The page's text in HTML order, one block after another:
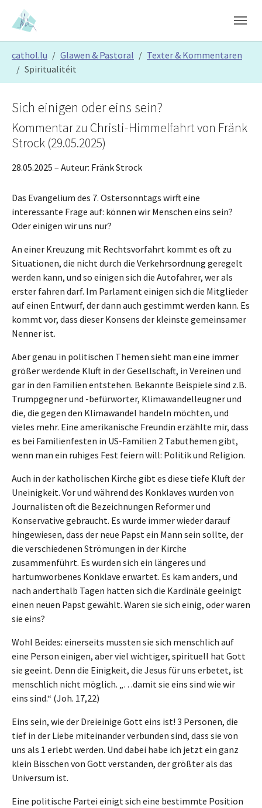
Skip to main content
Skip to page footer
cathol.lu Glawen & Pastoral
Texter & Kommentaren
Spiritualitéit
Sich einigen oder eins sein?
Kommentar zu Christi-Himmelfahrt von Fränk
Strock (29.05.2025)
28.05.2025 – Auteur: Fränk Strock
Das Evangelium des 7. Ostersonntags wirft eine
interessante Frage auf: können wir Menschen eins sein?
Oder einigen wir uns nur?
An einer Kreuzung mit Rechtsvorfahrt kommt es oft zu
Situationen, die nicht durch die Verkehrsordnung geregelt
werden kann, und so einigen sich die Autofahrer, wer als
erster fahren darf. Im Parlament einigen sich die Mitglieder
auf einen Entwurf, der dann auch gestimmt werden kann. Es
kommt vor, dass dieser Konsens der kleinste gemeinsamer
Nenner ist.
Aber genau in politischen Themen sieht man eine immer
größer werdende Kluft in der Gesellschaft, in Vereinen und
gar in den Familien entstehen. Bekannte Beispiele sind z.B.
Trumpgegner und -befürworter, Klimawandelleugner und
die, die gegen den Klimawandel handeln möchten, und
vieles mehr. Eine amerikanische Freundin erzählte mir, dass
es bei Familienfesten in US-Familien 2 Tabuthemen gibt,
wenn man ein ruhiges Fest feiern will: Politik und Religion.
Auch in der katholischen Kirche gibt es diese tiefe Kluft der
Uneinigkeit. Vor und während des Konklaves wurden von
Journalisten oft die Bezeichnungen Reformer und
Konservative gebraucht. Es wurde immer wieder darauf
hingewiesen, dass der neue Papst ein Mann sein sollte, der
die verschiedenen Strömungen in der Kirche
zusammenführt. Es wurden sich ein längeres und
hartumworbenes Konklave erwartet. Es kam anders, und
nach anderthalb Tagen hatten sich die Kardinäle geeinigt
einen neuen Papst gewählt. Waren sie sich einig, oder waren
sie eins?
Wohl Beides: einerseits mussten sie sich menschlich auf
eine Person einigen, aber viel wichtiger, spirituell hat Gott
sie geeint. Denn die Einigkeit, die Jesus für uns erbetet, ist
menschlich nicht möglich. „…damit sie eins sind wie wir
eins sind.“ (Joh. 17,22)
Eins sein, wie der Dreieinige Gott eins ist! 3 Personen, die
tief in der Liebe miteinander verbunden sind, dass sie von
uns als 1 erlebt werden. Und dabei habe ich jetzt ein ganz
klein Bisschen von Gott verstanden, der größter als das
Universum ist.
Eine politische Partei einigt sich eine bestimmte Position